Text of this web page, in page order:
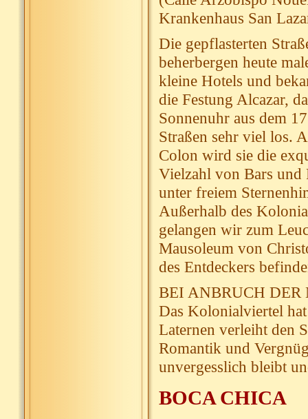
Krankenhaus San
Die gepflasterten
beherbergen heute
kleine Hotels und
die Festung Alcazar,
Sonnenuhr aus dem
Straßen sehr viel los.
Colon wird sie die
Vielzahl von Bars und
unter freiem
Außerhalb des
gelangen wir zum
Mausoleum von
des Entdeckers
BEI ANBRUCH DER
Das Kolonialviertel
Laternen verleiht den
Romantik und
unvergesslich bleibt
BOCA CHICA